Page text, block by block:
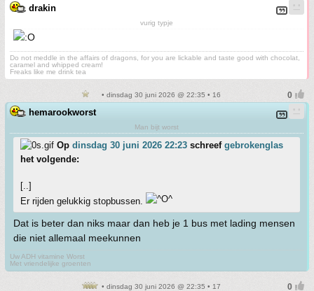
drakin
vurig typje
Do not meddle in the affairs of dragons, for you are lickable and taste good with chocolat,
caramel and whipped cream!
Freaks like me drink tea
• dinsdag 30 juni 2026 @ 22:35 • 16
hemarookworst
Man bijt worst
Op dinsdag 30 juni 2026 22:23 schreef gebrokenglas
het volgende:
[..]
Er rijden gelukkig stopbussen.
Dat is beter dan niks maar dan heb je 1 bus met lading mensen
die niet allemaal meekunnen
Uw ADH vitamine Worst
Met vriendelijke groenten
• dinsdag 30 juni 2026 @ 22:35 • 17